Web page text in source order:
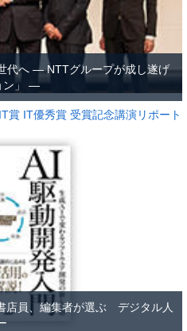
代へ ― NTTグループが成し遂げ
ン」 ―
賞 IT優秀賞 受賞記念講演リポート
店員、編集者が選ぶ デジタル人